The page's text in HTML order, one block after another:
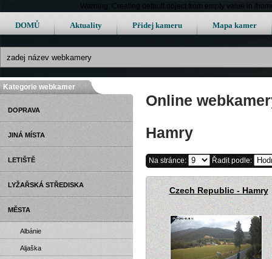
Warning: Creating default object from empty value in /
DOMŮ Aktuality Přidej kameru Mapa kamer
Online
Hamry
Na stránce: Řadit podle:
Czech Republic - Hamry
Kategorie webkamer
DOPRAVA
JINÁ MÍSTA
LETIŠTĚ
LYŽAŘSKÁ STŘEDISKA
MĚSTA
Albánie
Aljaška